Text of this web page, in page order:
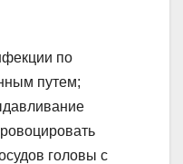
по
путем;
головы с